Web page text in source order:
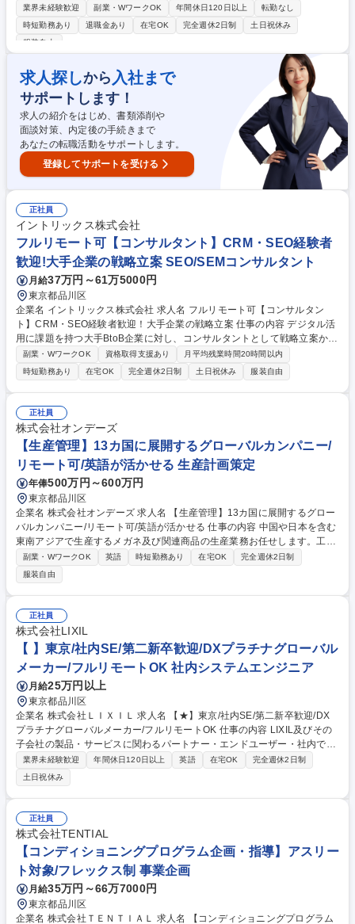
理解し、プレイヤー体験を分析につなげるためのログ設計・KPI設計を担
っていただきます。 【業務内容】■プレイヤー行動を分析するためのログ
設計支援および計測要件整理 ■開発チームと連携した分析基盤整備および
整備 ■分析者・開発者間の橋渡し役としてのコミュニケーション支援 ■分
析可能な環境構築を通じた分析品質向上および意思決定支援 ■ゲームKPI
設計および分析観点の整理 ■インゲームデータ分析及びレポートの作成・
報告 募集職種 【データアナリスト_求人No.27729】第2事業部/株式会社
セガ
業界未経験歓迎 副業・WワークOK 年間休日120日以上
転勤なし
時短勤務あり
退職金あり 在宅OK 完全週休2日制
土日祝休み
服装自由
求人探しから 入社まで
サポートします！
求人の紹介をはじめ、書類添削や
面談対策、内定後の手続きまで
あなたの転職活動をサポートします。
登録してサポートを受ける
正社員
イントリックス株式会社
フルリモート可【コンサルタント】CRM・SEO経験者
歓迎!大手企業の戦略立案 SEO/SEMコンサルタント
月給37万円～61万5000円
東京都品川区
企業名 イントリックス株式会社 求人名 フルリモート可【コンサルタン
ト】CRM・SEO経験者歓迎！大手企業の戦略立案 仕事の内容 デジタル活
用に課題を持つ大手BtoB企業に対し、コンサルタントとして戦略立案から
施策実行までを一貫して担当。Webサイト・広告・MA等を組み合わせた
包括的なソリューションを提案します。経験が浅い方でもマーケ 経験ある
方であれば早期活躍いただける環境です。 【詳細】■デジマ戦略の企画・
提案 ■KPI設計と体制構築 ■SEO・広告・MA等の施策実行 ■データ分析と
改善提案 ■プロジェクト管理 【仕事の魅力】大手製造業などBtoB企業の直
請け案件が多数。上流の戦略フェーズから深く入り込み、単なる部分的な
施策提案ではなく、ビジネス成果に直結する本質的な課題解決に挑める環
境です。 募集職種 フルリモート可【コンサルタント】CRM・SEO経験者
歓迎！大手企業の戦略立案
副業・WワークOK 資格取得支援あり
月平均残業時間20時間以内
時短勤務あり
在宅OK 完全週休2日制 土日祝休み 服装自由
正社員
株式会社オンデーズ
【生産管理】13カ国に展開するグローバルカンパニー/
リモート可/英語が活かせる 生産計画策定
年俸500万円～600万円
東京都品川区
企業名 株式会社オンデーズ 求人名 【生産管理】13カ国に展開するグロー
バルカンパニー/リモート可/英語が活かせる 仕事の内容 中国や日本を含む
東南アジアで生産するメガネ及び関連商品の生産業務お任せします。工場
や社内各部門と連携し、物づくりの全工程に関わり、品質やコスト、また
は納期管理業務も実施して頂きます。 ★将来的に課長代理などをお任せす
ることを期待しています！ 【業務詳細】 ■企画サポート・進捗確認■工場
とのコンタクト、工程進捗管理■出荷予定と納期確認■コスト確認・管理や
入力■不良処理関連対応■集計や各種システム登録や申請■その他 サンプル
発送・経費処理 【働き方】 リモート可(週2回)・基本土日休みで働きやす
い環境です。 募集職種 【生産管理】13カ国に展開するグローバルカンパ
ニー/リモート可/英語が活かせる
副業・WワークOK 英語 時短勤務あり 在宅OK
完全週休2日制
服装自由
正社員
株式会社LIXIL
【 】東京/社内SE/第二新卒歓迎/DXプラチナグローバル
メーカー/フルリモートOK 社内システムエンジニア
月給25万円以上
東京都品川区
企業名 株式会社ＬＩＸＩＬ 求人名 【★】東京/社内SE/第二新卒歓迎/DX
プラチナグローバルメーカー/フルリモートOK 仕事の内容 LIXIL及びその
子会社の製品・サービスに関わるパートナー・エンドユーザー・社内で使
われるシステムの企画、開発、運用、プロジェクト管理等をお任せいたし
ます！【ポジション例】※ご活躍いただける領域を、 ご経験やスキル、ご
希望に応じたプロジェクトにアサインさせていただきます。 ≪上流希望の
方向け≫建築設計支援WEBサービスや営業支援システム、流通店向け受発
注・販売管理システム、社内営業用、販売系システムなどの企画・開発・
運用 ≪開発希望の方向け≫■基幹系システムの企画・開発・運用■アプリ
ケーションアーキテクチャの設計、実装、検証、保守■インフラ基盤の整
備など 募集職種 【★】東京/社内SE/第二新卒歓迎/DXプラチナグローバル
メーカー/フルリモートOK
業界未経験歓迎 年間休日120日以上 英語 在宅OK
完全週休2日制
土日祝休み
正社員
株式会社TENTIAL
【コンディショニングプログラム企画・指導】アスリー
ト対象/フレックス制 事業企画
月給35万円～66万7000円
東京都品川区
企業名 株式会社ＴＥＮＴＩＡＬ 求人名 【コンディショニングプログラム